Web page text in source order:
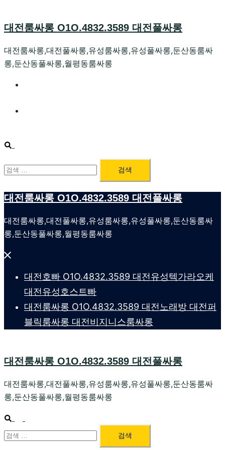
to
대전룸싸롱 O1O.4832.3589 대전풀싸롱
대전룸싸롱,대전풀싸롱,유성룸싸롱,유성풀싸롱,둔산동룸싸
롱,둔산동풀싸롱,월평동룸싸롱
Search
검
색:
대전룸싸롱 O1O.4832.3589 대전풀싸롱
대전룸싸롱,대전풀싸롱,유성룸싸롱,유성풀싸롱,둔산동룸싸
롱,둔산동풀싸롱,월평동룸싸롱
Close
대전호빠 O1O.4832.3589 대전유성텍가라오케
대전유성호스트빠
대전룸싸롱 O1O.4832.3589 대전노래방 대전퍼
블릭룸싸롱 대전비지니스룸싸롱
대전룸싸롱 O1O.4832.3589 대전풀싸롱
대전룸싸롱,대전풀싸롱,유성룸싸롱,유성풀싸롱,둔산동룸싸
롱,둔산동풀싸롱,월평동룸싸롱
Search
menu
검
색: